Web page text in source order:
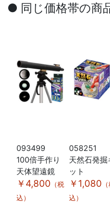
● 同じ価格帯の商
093499
100倍手作り
天体望遠鏡
￥4,800 （税
込）
058251
天然石発掘
ット
￥1,080
込）